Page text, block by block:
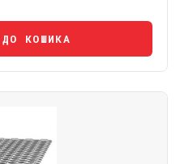
ДО КОШИКА